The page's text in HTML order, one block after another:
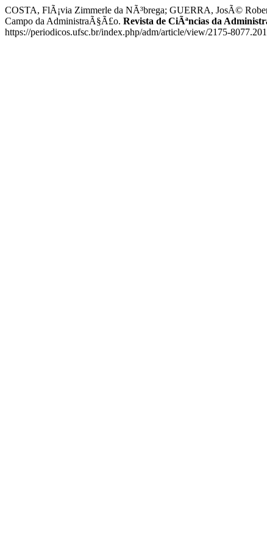
COSTA, FlÃ¡via Zimmerle da NÃ³brega; GUERRA, JosÃ©
Campo da AdministraÃ§Ã£o. Revista de CiÃªncias da
https://periodicos.ufsc.br/index.php/adm/article/view/2175-